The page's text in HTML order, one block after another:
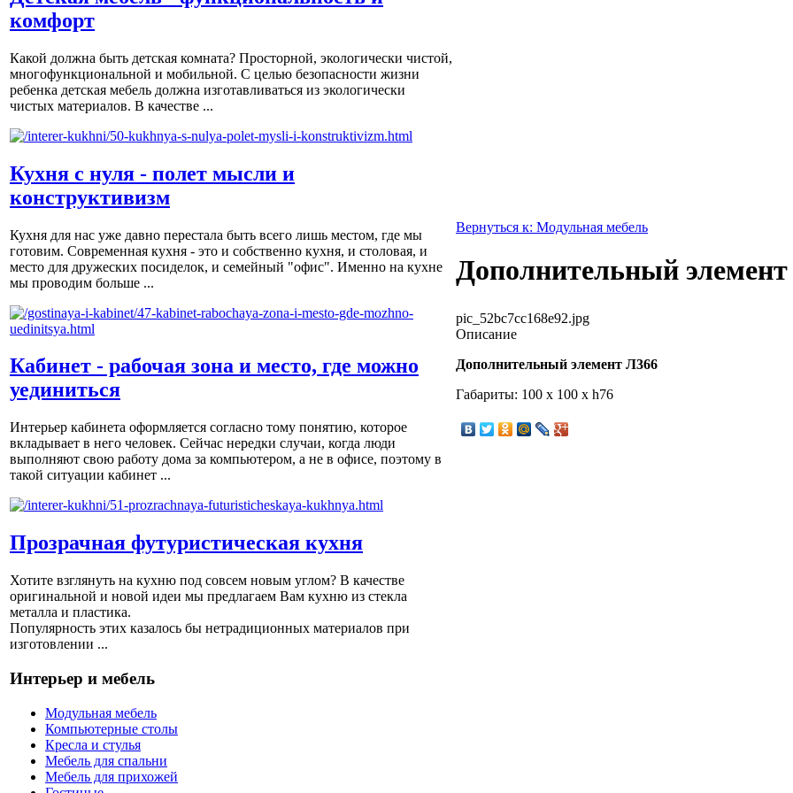
комфорт
Какой должна быть детская комната? Просторной, экологически чистой,
многофункциональной и мобильной. С целью безопасности жизни
ребенка детская мебель должна изготавливаться из экологически
чистых материалов. В качестве ...
Кухня с нуля - полет мысли и
конструктивизм
Кухня для нас уже давно перестала быть всего лишь местом, где мы
готовим. Современная кухня - это и собственно кухня, и столовая, и
место для дружеских посиделок, и семейный "офис". Именно на кухне
мы проводим больше ...
Кабинет - рабочая зона и место, где можно
уединиться
Интерьер кабинета оформляется согласно тому понятию, которое
вкладывает в него человек. Сейчас нередки случаи, когда люди
выполняют свою работу дома за компьютером, а не в офисе, поэтому в
такой ситуации кабинет ...
Прозрачная футуристическая кухня
Хотите взглянуть на кухню под совсем новым углом? В качестве
оригинальной и новой идеи мы предлагаем Вам кухню из стекла
металла и пластика.
Популярность этих казалось бы нетрадиционных материалов при
изготовлении ...
Интерьер и мебель
Модульная мебель
Компьютерные столы
Кресла и стулья
Мебель для спальни
Мебель для прихожей
Вернуться к: Модульная мебель
Дополнительный
pic_52bc7cc168e92.jpg
Описание
Дополнительный элемент Л366
Габариты: 100 x 100 x h76